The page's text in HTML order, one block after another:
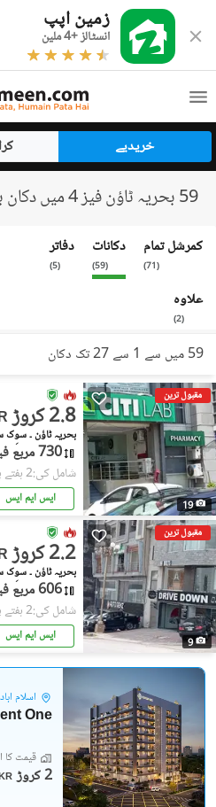
زمین اپپ
انسٹالز +4 ملین
خریدیے
59 بحریہ ٹاؤن فیز 4 میں دکان برائے فروخت
کمرشل تمام
(
71
)
دکانات
(
59
)
دفاتر
(
5
)
علاوہ
(
2
)
59 میں سے 1 سے 27 تک دکان
مقبول ترین
19
2.8 کروڑ
بحریہ ٹاؤن ۔ سوِک
730 مربع فیٹ
شامل کی:2 ہفتے پہل
ایس ایم ایس
مقبول ترین
9
2.2 کروڑ
بحریہ ٹاؤن ۔ سوِک
606 مربع فیٹ
شامل کی:2 ہفتے پہل
ایس ایم ایس
اسلام
One
قیمت کا
2 کروڑ